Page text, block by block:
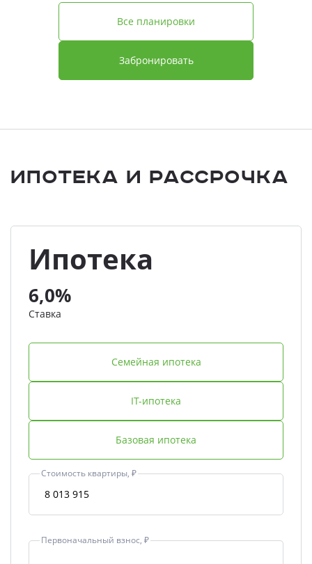
Забронировать
Все планировки
Ипотека и Рассрочка
Ипотека
6,0%
Ставка
Семейная ипотека
IT-ипотека
Базовая ипотека
Стоимость квартиры, ₽
Первоначальный взнос, ₽